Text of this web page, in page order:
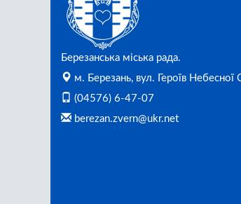
Березанська міська рада.
м. Березань, вул. Героїв Небесної
(04576) 6-47-07
berezan.zvern@ukr.net